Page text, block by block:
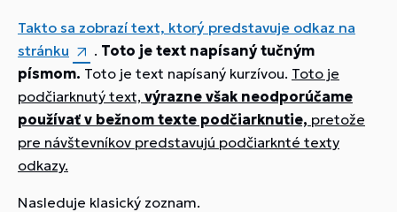
Takto sa zobrazí text, ktorý predstavuje odkaz na
stránku
. Toto je text napísaný tučným
písmom. Toto je text napísaný kurzívou. Toto je
podčiarknutý text, výrazne však neodporúčame
používať v bežnom texte podčiarknutie, pretože
pre návštevníkov predstavujú podčiarknté texty
odkazy.
Nasleduje klasický zoznam.